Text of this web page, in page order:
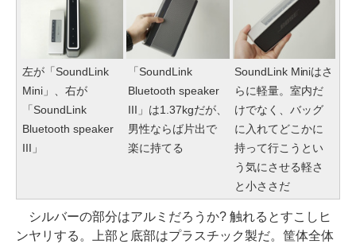
左が「SoundLink
Mini」、右が
「SoundLink
Bluetooth speaker
III」
「SoundLink
Bluetooth speaker
III」は1.37kgだが、
男性ならば片出で
楽に持てる
SoundLink Miniはさ
らに軽量。室内だ
けでなく、バッグ
に入れてどこかに
持って行こうとい
う気にさせる軽さ
と小ささだ
シルバーの部分はアルミだろうか? 触れるとすこしヒ
ンヤリする。上部と底部はプラスチック製だ。筐体全体